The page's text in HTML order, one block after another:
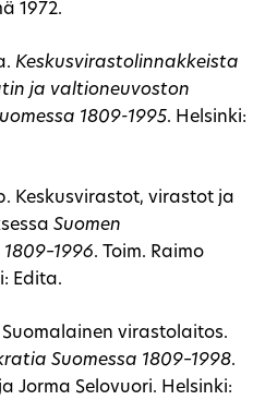
1972.
Keskusvirastolinnakkeista
ja valtioneuvoston
1809-1995. Helsinki:
Keskusvirastot, virastot ja
Suomen
. Toim. Raimo
Edita.
Suomalainen virastolaitos.
Suomessa 1809–1998.
Jorma Selovuori. Helsinki: